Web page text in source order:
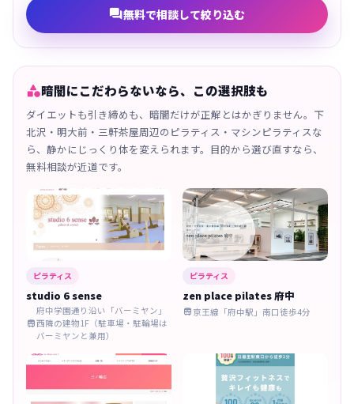
無料で相談して絞り込む
暗闇にこだわらないなら、この選択肢も
ダイエットも引き締めも、暗闇だけが正解とはかぎりません。下
北沢・明大前・三軒茶屋周辺のピラティス・マシンピラティスな
ら、静かにじっくり体を変えられます。目的から選び直すなら、
無料相談が近道です。
ピラティス
studio 6 sense

府中学園通り沿い「バーミヤン」
西隣の建物1F（駐車場・駐輪場は
バーミヤンと兼用）
ピラティス
zen place pilates 府中
 京王線「府中駅」南口徒歩4分